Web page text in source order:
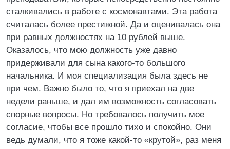
сталкивались в работе с космонавтами. Эта работа
считалась более престижной. Да и оценивалась она
при равных должностях на 10 рублей выше.
Оказалось, что мою должность уже давно
придерживали для сына какого-то большого
начальника. И моя специализация была здесь не
при чем. Важно было то, что я приехал на две
недели раньше, и дал им возможность согласовать
спорные вопросы. Но требовалось получить мое
согласие, чтобы все прошло тихо и спокойно. Они
ведь думали, что я тоже какой-то «крутой», раз меня